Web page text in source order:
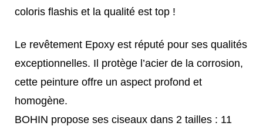
coloris flashis et la qualité est top !
Le revêtement Epoxy est réputé pour ses qualités
exceptionnelles. Il protège l’acier de la corrosion,
cette peinture offre un aspect profond et
homogène.
BOHIN propose ses ciseaux dans 2 tailles : 11